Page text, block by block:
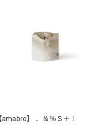
amabro】 ．＆％＄＋！